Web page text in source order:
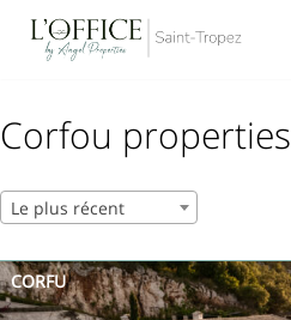
Aller
contenu
Corfou properties
Le plus récent
CORFU